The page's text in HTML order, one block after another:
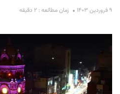
۹ فروردین ۱۴۰۳ زمان مطالعه : ۲ دقیقه